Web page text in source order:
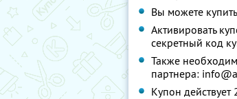
Вы можете
Активировать
секретный код
Также
партнера:
Купон действует